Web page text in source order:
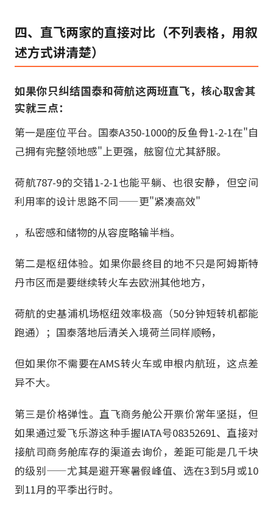
四、直飞两家的直接对比（不列表格，用叙
述方式讲清楚）
如果你只纠结国泰和荷航这两班直飞，核心取舍其
实就三点：
第一是座位平台。国泰A350-1000的反鱼骨1-2-1在"自
己拥有完整领地感"上更强，舷窗位尤其舒服。
荷航787-9的交错1-2-1也能平躺、也很安静，但空间
利用率的设计思路不同——更"紧凑高效"
，私密感和储物的从容度略输半档。
第二是枢纽体验。如果你最终目的地不只是阿姆斯特
丹市区而是要继续转火车去欧洲其他地方，
荷航的史基浦机场枢纽效率极高（50分钟短转机都能
跑通）；国泰落地后清关入境荷兰同样顺畅，
但如果你不需要在AMS转火车或申根内航班，这点差
异不大。
第三是价格弹性。直飞商务舱公开票价常年坚挺，但
如果通过爱飞乐游这种手握IATA号08352691、直接对
接航司商务舱库存的渠道去询价，差距可能是几千块
的级别——尤其是避开寒暑假峰值、选在3到5月或10
到11月的平季出行时。